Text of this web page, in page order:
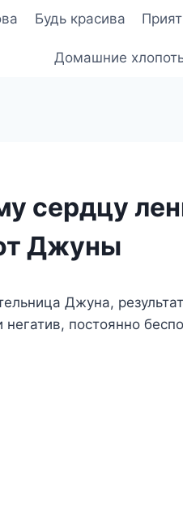
Будь красива
Домашние
сердцу
Джуны
Джуна,
постоянно